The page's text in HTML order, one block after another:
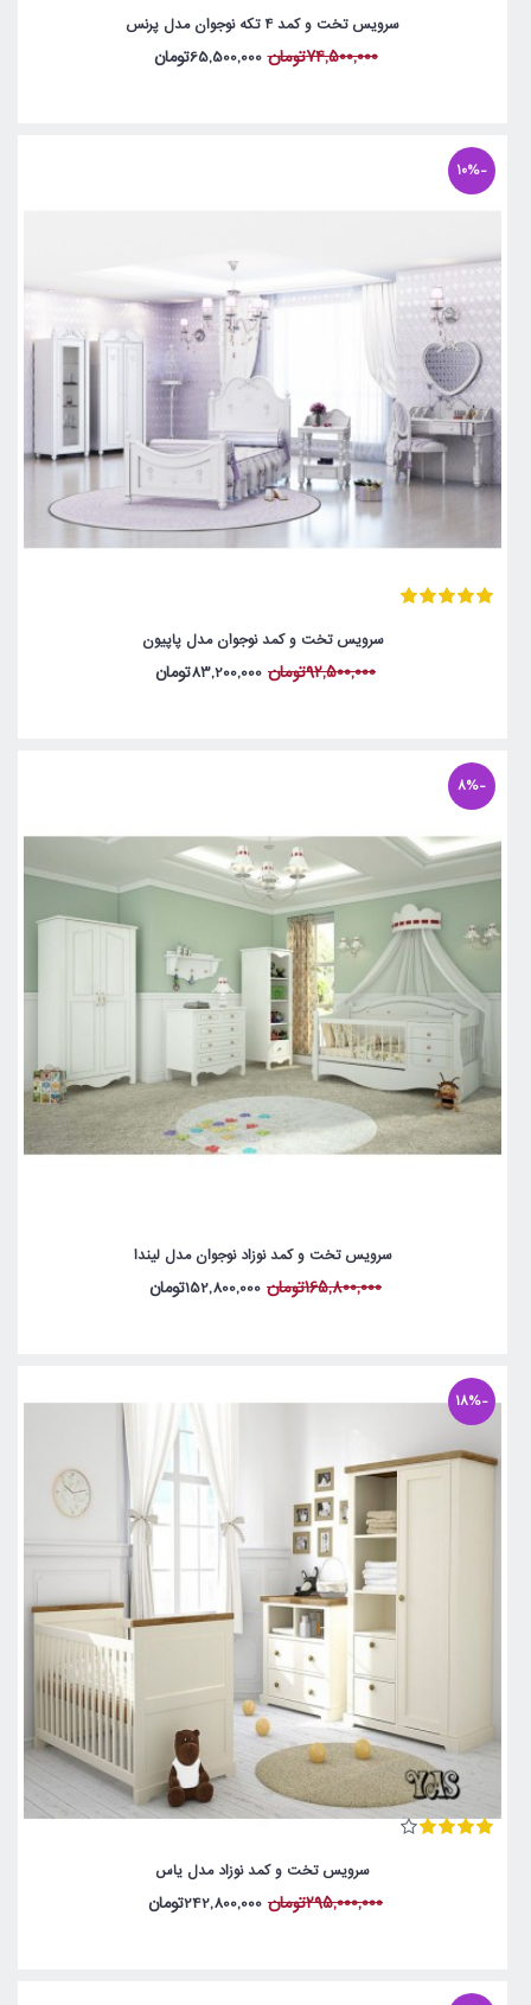
سرویس تخت و کمد 4 تکه نوجوان مدل پرنس
74,500,000تومان 65,500,000تومان
-10%
سرویس تخت و کمد نوجوان مدل پاپیون
92,500,000تومان 83,200,000تومان
-8%
سرویس تخت و کمد نوزاد نوجوان مدل لیندا
165,800,000تومان 152,800,000تومان
-18%
سرویس تخت و کمد نوزاد مدل یاس
295,000,000تومان 242,800,000تومان